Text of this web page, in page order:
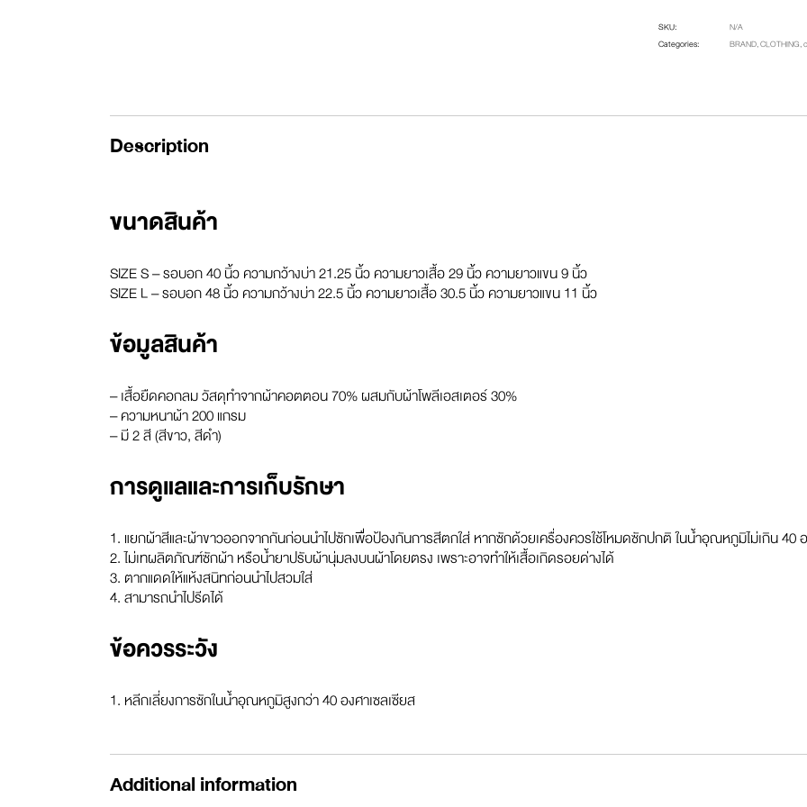
SKU:
N/A
Categories:
BRAND,CLOTHING,
Description
ขนาดสินค้า
SIZE S – รอบอก 40 นิ้ว ความกว้างบ่า 21.25 นิ้ว ความยาวเสื้อ 29 นิ้ว ความยาวแขน 9 นิ้ว
SIZE L – รอบอก 48 นิ้ว ความกว้างบ่า 22.5 นิ้ว ความยาวเสื้อ 30.5 นิ้ว ความยาวแขน 11 นิ้ว
ข้อมูลสินค้า
– เสื้อยืดคอกลม วัสดุทำจากผ้าคอตตอน 70% ผสมกับผ้าโพลีเอสเตอร์ 30%
– ความหนาผ้า 200 แกรม
– มี 2 สี (สีขาว, สีดำ)
การดูแลและการเก็บรักษา
1. แยกผ้าสีและผ้าขาวออกจากกันก่อนนำไปซักเพื่อป้องกันการสีตกใส่ หากซักด้วยเครื่องควรใช้โหมดซักปกติ ในน้ำอุณหภูมิไม่เกิน 40
2. ไม่เทผลิตภัณฑ์ซักผ้า หรือน้ำยาปรับผ้านุ่มลงบนผ้าโดยตรง เพราะอาจทำให้เสื้อเกิดรอยด่างได้
3. ตากแดดให้แห้งสนิทก่อนนำไปสวมใส่
4. สามารถนำไปรีดได้
ข้อควรระวัง
1. หลีกเลี่ยงการซักในน้ำอุณหภูมิสูงกว่า 40 องศาเซลเซียส
Additional information